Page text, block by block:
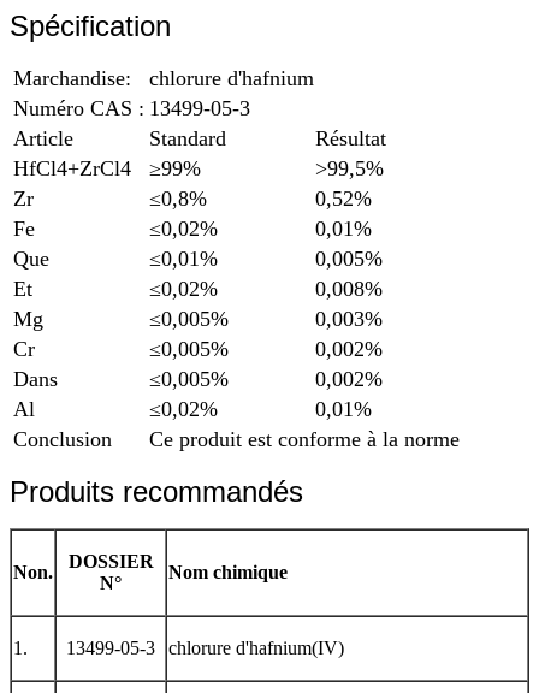
Spécification
Marchandise:
chlorure d'hafnium
Numéro CAS : 13499-05-3
Article
Standard
Résultat
HfCl4+ZrCl4
≥99%
>99,5%
Zr
≤0,8%
0,52%
Fe
≤0,02%
0,01%
Que
≤0,01%
0,005%
Et
≤0,02%
0,008%
Mg
≤0,005%
0,003%
Cr
≤0,005%
0,002%
Dans
≤0,005%
0,002%
Al
≤0,02%
0,01%
Conclusion
Ce produit est conforme à la norme
Produits recommandés
Non.
DOSSIER
N°
Nom chimique
1. 13499-05-3 chlorure d'hafnium(IV)